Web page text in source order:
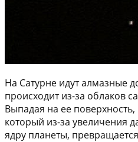
На Сатурне идут алмазные
происходит из-за облаков
Выпадая на ее
который из-за увеличения
ядру планеты,